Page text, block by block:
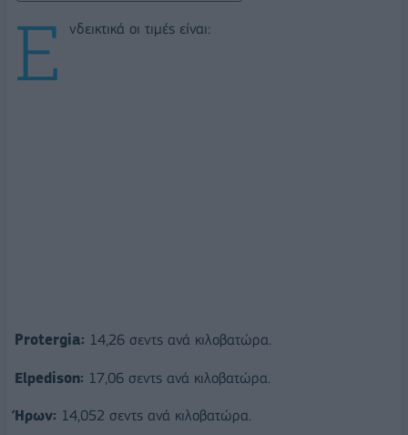
Ε νδεικτικά οι τιμές είναι:
Protergia: 14,26 σεντς ανά κιλοβατώρα.
Elpedison: 17,06 σεντς ανά κιλοβατώρα.
Ήρων: 14,052 σεντς ανά κιλοβατώρα.